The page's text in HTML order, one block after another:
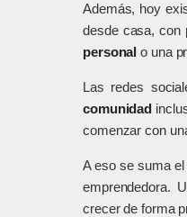
Además, hoy
desde casa, con
personal o una
Las redes
comunidad
comenzar con
A eso se suma
emprendedora.
crecer de forma